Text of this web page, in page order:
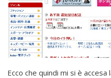
Ecco che quindi mi si è